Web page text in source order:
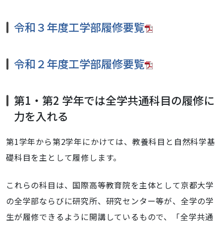
令和３年度工学部履修要覧
令和２年度工学部履修要覧
第1・第2 学年では全学共通科目の履修に
力を入れる
第1学年から第2学年にかけては、教養科目と自然科学基
礎科目を主として履修します。
これらの科目は、国際高等教育院を主体として京都大学
の全学部ならびに研究所、研究センター等が、全学の学
生が履修できるように開講しているもので、「全学共通